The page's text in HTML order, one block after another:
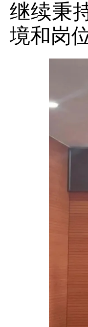
继续秉
境和岗